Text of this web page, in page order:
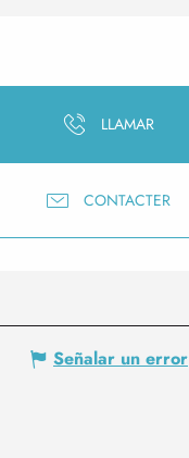
LLAMAR
CONTACTER
Señalar un error